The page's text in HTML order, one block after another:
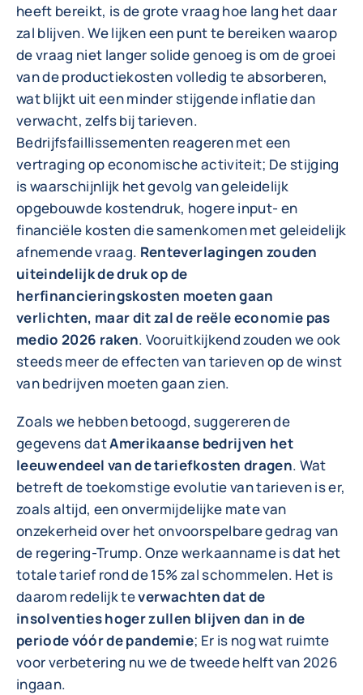
heeft bereikt, is de grote vraag hoe lang het daar
zal blijven. We lijken een punt te bereiken waarop
de vraag niet langer solide genoeg is om de groei
van de productiekosten volledig te absorberen,
wat blijkt uit een minder stijgende inflatie dan
verwacht, zelfs bij tarieven.
Bedrijfsfaillissementen reageren met een
vertraging op economische activiteit; De stijging
is waarschijnlijk het gevolg van geleidelijk
opgebouwde kostendruk, hogere input- en
financiële kosten die samenkomen met geleidelijk
afnemende vraag. Renteverlagingen zouden
uiteindelijk de druk op de
herfinancieringskosten moeten gaan
verlichten, maar dit zal de reële economie pas
medio 2026 raken. Vooruitkijkend zouden we ook
steeds meer de effecten van tarieven op de winst
van bedrijven moeten gaan zien.
Zoals we hebben betoogd, suggereren de
gegevens datAmerikaanse bedrijven het
leeuwendeel van de tariefkosten dragen. Wat
betreft de toekomstige evolutie van tarieven is er,
zoals altijd, een onvermijdelijke mate van
onzekerheid over het onvoorspelbare gedrag van
de regering-Trump. Onze werkaanname is dat het
totale tarief rond de 15% zal schommelen. Het is
daarom redelijk teverwachten dat de
insolventies hoger zullen blijven dan in de
periode vóór de pandemie; Er is nog wat ruimte
voor verbetering nu we de tweede helft van 2026
ingaan.